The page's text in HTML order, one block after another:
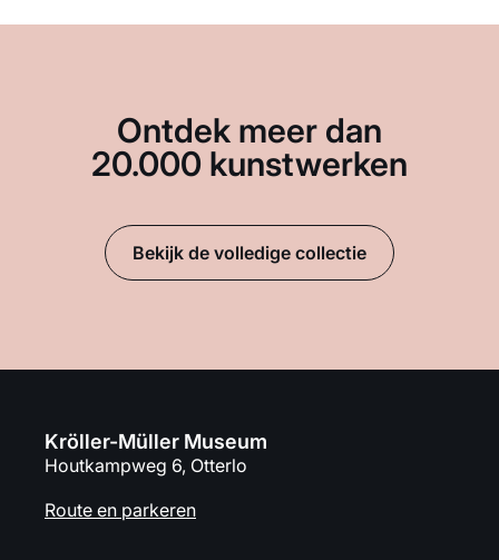
Ontdek meer dan
20.000 kunstwerken
Bekijk de volledige collectie
Kröller-Müller Museum
Houtkampweg 6, Otterlo
Route en parkeren